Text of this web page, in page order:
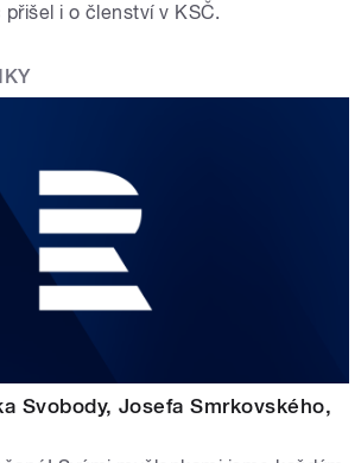
i o členství v KSČ.
Svobody, Josefa Smrkovského,